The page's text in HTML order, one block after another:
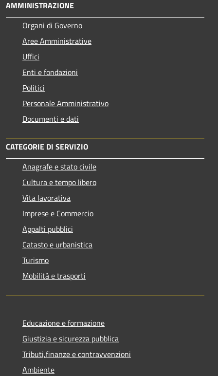
AMMINISTRAZIONE
Organi di Governo
Aree Amministrative
Uffici
Enti e fondazioni
Politici
Personale Amministrativo
Documenti e dati
CATEGORIE DI SERVIZIO
Anagrafe e stato civile
Cultura e tempo libero
Vita lavorativa
Imprese e Commercio
Appalti pubblici
Catasto e urbanistica
Turismo
Mobilità e trasporti
Educazione e formazione
Giustizia e sicurezza pubblica
Tributi,finanze e contravvenzioni
Ambiente